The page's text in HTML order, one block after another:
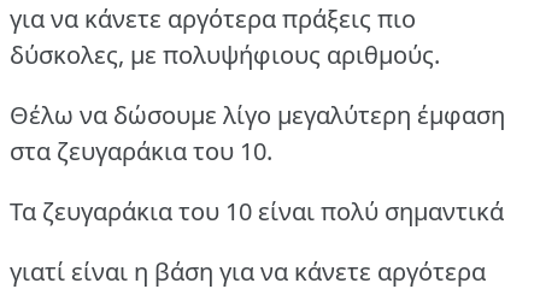
για να κάνετε αργότερα πράξεις πιο
δύσκολες, με πολυψήφιους αριθμούς.
Θέλω να δώσουμε λίγο μεγαλύτερη έμφαση
στα ζευγαράκια του 10.
Τα ζευγαράκια του 10 είναι πολύ σημαντικά
γιατί είναι η βάση για να κάνετε αργότερα